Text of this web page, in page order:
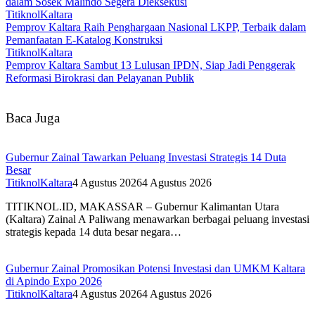
TitiknolKaltara
Pemprov Kaltara Raih Penghargaan Nasional LKPP, Terbaik dalam
Pemanfaatan E-Katalog Konstruksi
TitiknolKaltara
Pemprov Kaltara Sambut 13 Lulusan IPDN, Siap Jadi Penggerak
Reformasi Birokrasi dan Pelayanan Publik
Baca Juga
Gubernur Zainal Tawarkan Peluang Investasi Strategis 14 Duta
Besar
TitiknolKaltara4 Agustus 20264 Agustus 2026
TITIKNOL.ID, MAKASSAR – Gubernur Kalimantan Utara
(Kaltara) Zainal A Paliwang menawarkan berbagai peluang investasi
strategis kepada 14 duta besar negara…
Gubernur Zainal Promosikan Potensi Investasi dan UMKM Kaltara
di Apindo Expo 2026
TitiknolKaltara4 Agustus 20264 Agustus 2026